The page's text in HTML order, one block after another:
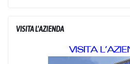
VISITA L'AZIENDA